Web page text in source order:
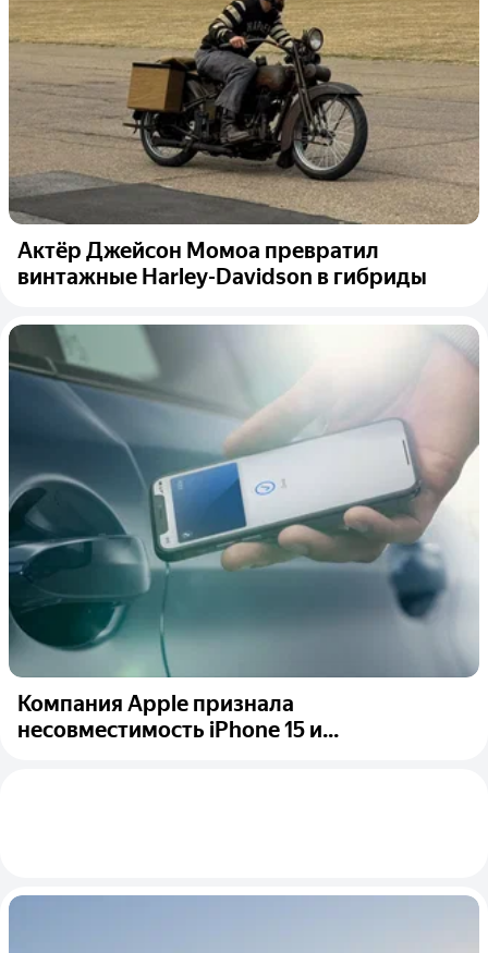
Актёр Джейсон Момоа превратил
винтажные Harley-Davidson в гибриды
Компания Apple признала
несовместимость iPhone 15 и...